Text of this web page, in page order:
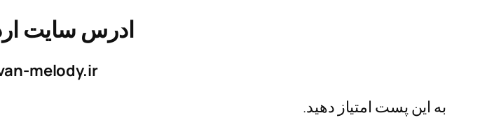
ادرس سایت
melody.ir
به این پست امتیاز دهید.